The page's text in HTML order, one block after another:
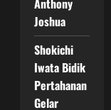
Anthony
Joshua
Shokichi
Iwata Bidik
Pertahanan
Gelar